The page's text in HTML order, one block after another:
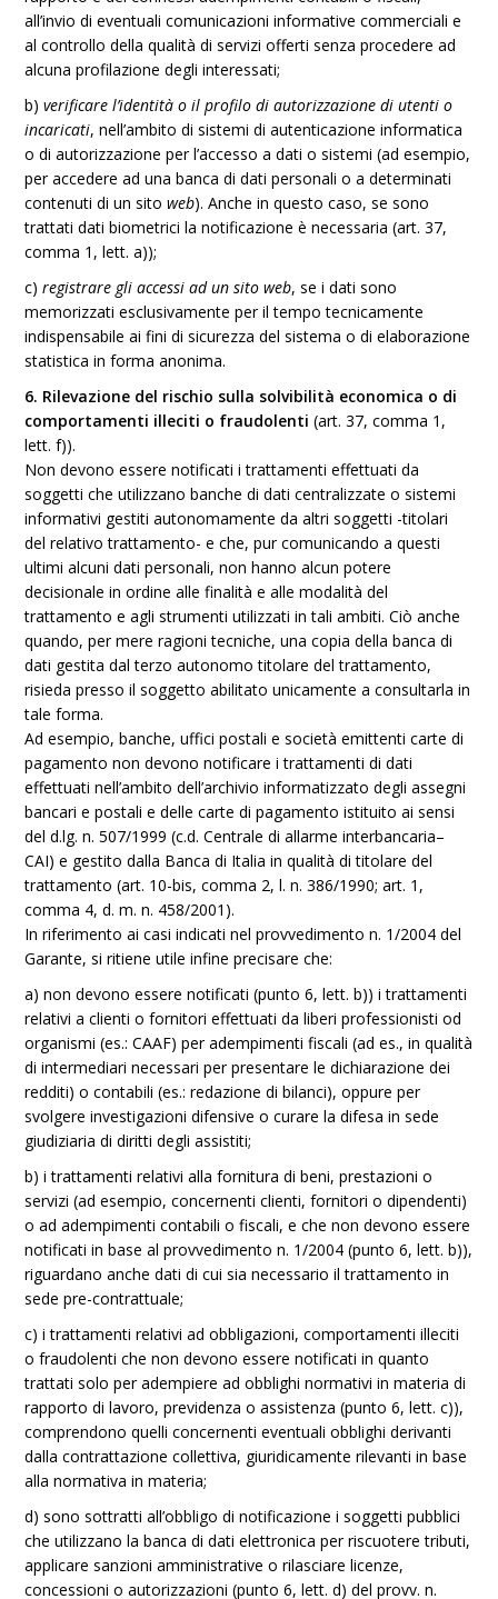
all’invio di eventuali comunicazioni informative commerciali e
al controllo della qualità di servizi offerti senza procedere ad
alcuna profilazione degli interessati;
b)verificare l’identità o il profilo di autorizzazione di utenti o
incaricati, nell’ambito di sistemi di autenticazione informatica
o di autorizzazione per l’accesso a dati o sistemi (ad esempio,
per accedere ad una banca di dati personali o a determinati
contenuti di un sitoweb). Anche in questo caso, se sono
trattati dati biometrici la notificazione è necessaria (art. 37,
comma 1, lett. a));
c)registrare gli accessi ad un sito web, se i dati sono
memorizzati esclusivamente per il tempo tecnicamente
indispensabile ai fini di sicurezza del sistema o di elaborazione
statistica in forma anonima.
6. Rilevazione del rischio sulla solvibilità economica o di
comportamenti illeciti o fraudolenti (art. 37, comma 1,
lett. f)).
Non devono essere notificati i trattamenti effettuati da
soggetti che utilizzano banche di dati centralizzate o sistemi
informativi gestiti autonomamente da altri soggetti -titolari
del relativo trattamento- e che, pur comunicando a questi
ultimi alcuni dati personali, non hanno alcun potere
decisionale in ordine alle finalità e alle modalità del
trattamento e agli strumenti utilizzati in tali ambiti. Ciò anche
quando, per mere ragioni tecniche, una copia della banca di
dati gestita dal terzo autonomo titolare del trattamento,
risieda presso il soggetto abilitato unicamente a consultarla in
tale forma.
Ad esempio, banche, uffici postali e società emittenti carte di
pagamento non devono notificare i trattamenti di dati
effettuati nell’ambito dell’archivio informatizzato degli assegni
bancari e postali e delle carte di pagamento istituito ai sensi
del d.lg. n. 507/1999 (c.d. Centrale di allarme interbancaria–
CAI) e gestito dalla Banca di Italia in qualità di titolare del
trattamento (art. 10-bis, comma 2, l. n. 386/1990; art. 1,
comma 4, d. m. n. 458/2001).
In riferimento ai casi indicati nel provvedimento n. 1/2004 del
Garante, si ritiene utile infine precisare che:
a) non devono essere notificati (punto 6, lett. b)) i trattamenti
relativi a clienti o fornitori effettuati da liberi professionisti od
organismi (es.: CAAF) per adempimenti fiscali (ad es., in qualità
di intermediari necessari per presentare le dichiarazione dei
redditi) o contabili (es.: redazione di bilanci), oppure per
svolgere investigazioni difensive o curare la difesa in sede
giudiziaria di diritti degli assistiti;
b) i trattamenti relativi alla fornitura di beni, prestazioni o
servizi (ad esempio, concernenti clienti, fornitori o dipendenti)
o ad adempimenti contabili o fiscali, e che non devono essere
notificati in base al provvedimento n. 1/2004 (punto 6, lett. b)),
riguardano anche dati di cui sia necessario il trattamento in
sede pre-contrattuale;
c) i trattamenti relativi ad obbligazioni, comportamenti illeciti
o fraudolenti che non devono essere notificati in quanto
trattati solo per adempiere ad obblighi normativi in materia di
rapporto di lavoro, previdenza o assistenza (punto 6, lett. c)),
comprendono quelli concernenti eventuali obblighi derivanti
dalla contrattazione collettiva, giuridicamente rilevanti in base
alla normativa in materia;
d) sono sottratti all’obbligo di notificazione i soggetti pubblici
che utilizzano la banca di dati elettronica per riscuotere tributi,
applicare sanzioni amministrative o rilasciare licenze,
concessioni o autorizzazioni (punto 6, lett. d) del provv. n.